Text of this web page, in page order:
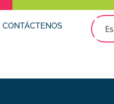
CONTÁCTENOS